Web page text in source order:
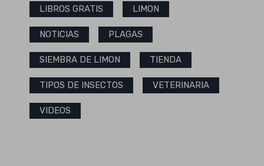
LIBROS GRATIS LIMON
NOTICIAS PLAGAS
SIEMBRA DE LIMON TIENDA
TIPOS DE INSECTOS VETERINARIA
VIDEOS